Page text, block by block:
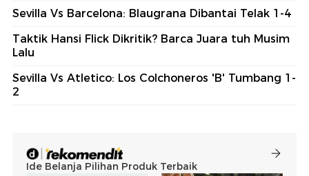
Sevilla Vs Barcelona: Blaugrana Dibantai Telak 1-4
Taktik Hansi Flick Dikritik? Barca Juara tuh Musim
Lalu
Sevilla Vs Atletico: Los Colchoneros 'B' Tumbang 1-
2